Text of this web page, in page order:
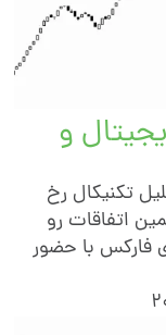
و
تکنیکال رخ
اتفاقات رو
با حضور